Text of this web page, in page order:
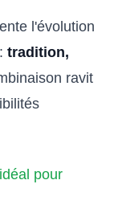
l'évolution
tradition,
ravit
pour